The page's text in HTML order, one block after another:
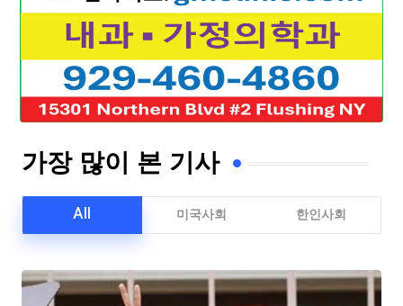
가장 많이 본 기사
All 미국사회 한인사회